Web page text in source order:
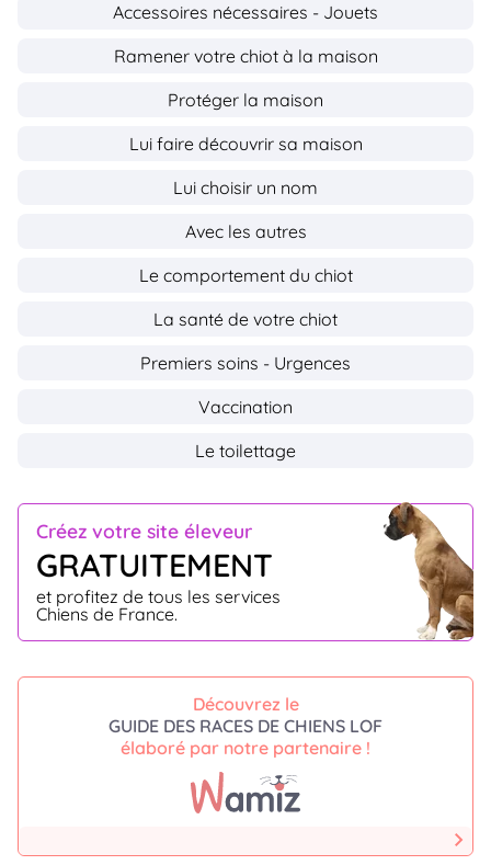
Créez votre site éleveur
GRATUITEMENT
et profitez de tous les services
Chiens de France.
Découvrez le
GUIDE DES RACES DE CHIENS LOF
élaboré par notre partenaire !
Accessoires nécessaires - Jouets
Ramener votre chiot à la maison
Protéger la maison
Lui faire découvrir sa maison
Lui choisir un nom
Avec les autres
Le comportement du chiot
La santé de votre chiot
Premiers soins - Urgences
Vaccination
Le toilettage